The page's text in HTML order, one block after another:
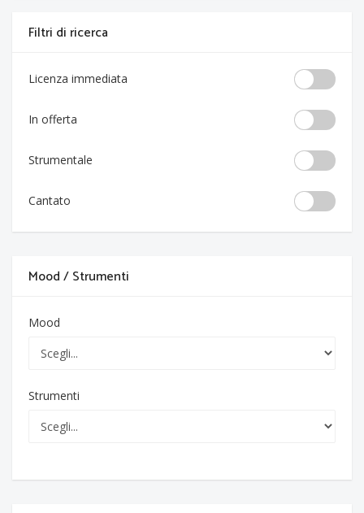
Filtri di ricerca
Licenza immediata
In offerta
Strumentale
Cantato
Mood / Strumenti
Mood
Strumenti